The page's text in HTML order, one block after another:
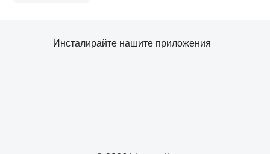
Инсталирайте нашите приложения